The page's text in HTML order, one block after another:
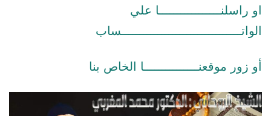
او راسلنـــــــــــــــــا علي
الواتـــــــــــــــــــــــــــــــــساب
أو زور موقعنـــــــــــــــا الخاص بنا